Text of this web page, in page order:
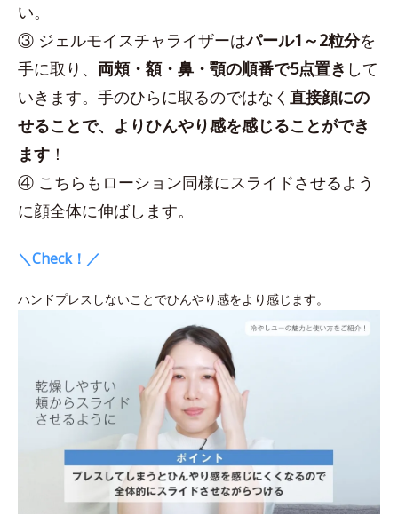
い。
③ ジェルモイスチャライザーはパール1～2粒分を
手に取り、 両頬・額・鼻・顎の順番で5点置き して
いきます。手のひらに取るのではなく 直接顔にの
せることで、よりひんやり感を感じることができ
ます ！
④ こちらもローション同様にスライドさせるよう
に顔全体に伸ばします。
＼Check！／
ハンドプレスしないことでひんやり感をより感じます。